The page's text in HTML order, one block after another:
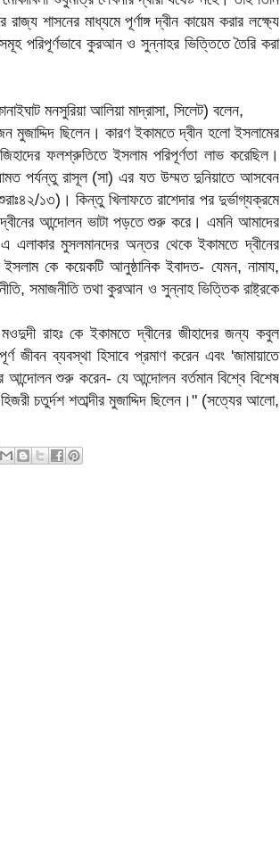
শাসনের মাধ্যমে পূর্ণাঙ্গ দ্বীন কায়েম করার লক্ষ্যে
পরিপূর্ণভাবে কুরআন ও সুন্নাহর ভিত্তিতে তৈরি করা
মনসুরিয়া আলিয়া মাদ্রাসা, সিলেট) বলেন,
মুজাদ্দিদ ছিলেন। কারণ ইকামতে দ্বীন হলো ইসলামের
ফলশ্রুতিতে ইসলাম পরিপূর্ণতা লাভ করেছিল।
পর্যন্তু রাসূল (সা) এর যত উম্মত দুনিয়াতে আসবেন
১৩)। কিন্তু খিলাফতে রাশেদার পর দুর্ভাগ্যক্রমে
আন্দোলন ভাটা পড়তে শুরু করে। এমনি আমাদের
এলাকার মুসলমানদের অন্তর থেকে ইকামতে দ্বীনের
কে কয়েকটি আনুষ্ঠানিক ইবাদত- যেমন, নামায,
সমাজনীতি তথা কুরআন ও সুন্নাহ ভিত্তিক রাষ্ট্রকে
রাহঃ কে ইকামতে দ্বীনের জীহাদের জন্য কবুল
জীবন ব্যবস্থা হিসাবে প্রমাণ করেন এবং 'জামায়াতে
আন্দোলন শুরু করেন- যে আন্দোলন বর্তমান বিশ্বে বিশেষ
চতুর্দশ শতাব্দীর মুজাদ্দিদ ছিলেন।" (সত্যের আলো,